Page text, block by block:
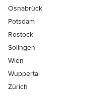
Osnabrück
Potsdam
Rostock
Solingen
Wien
Wuppertal
Zürich